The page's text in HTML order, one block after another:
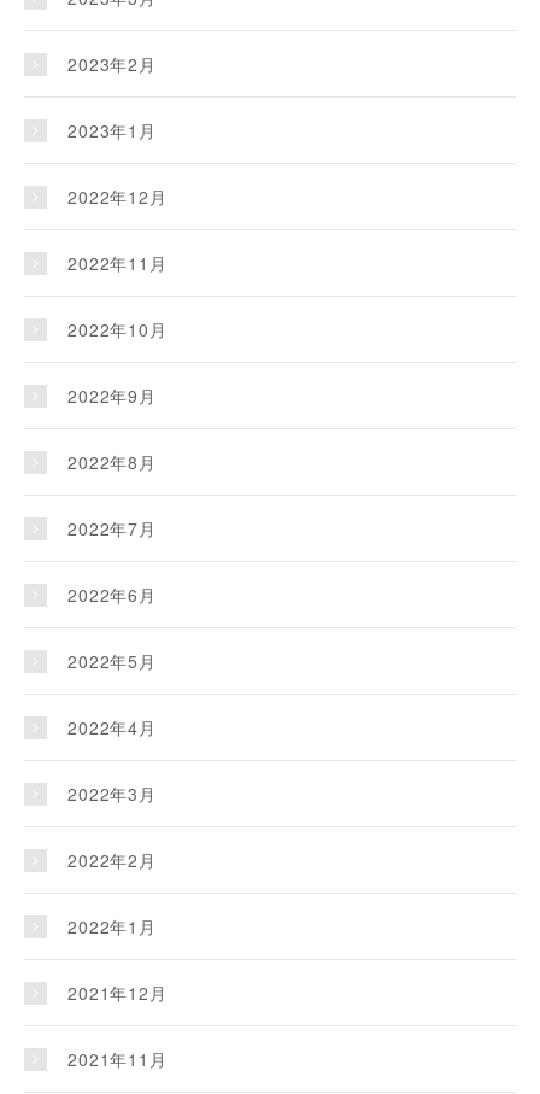
2023年2月
2023年1月
2022年12月
2022年11月
2022年10月
2022年9月
2022年8月
2022年7月
2022年6月
2022年5月
2022年4月
2022年3月
2022年2月
2022年1月
2021年12月
2021年11月